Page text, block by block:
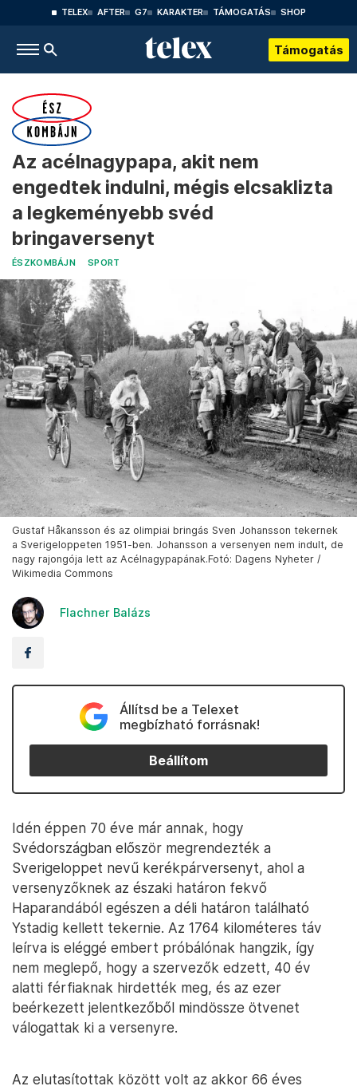
TELEX AFTER G7 KARAKTER TÁMOGATÁS SHOP
Támogatás
Az acélnagypapa, akit nem
engedtek indulni, mégis elcsaklizta
a legkeményebb svéd
bringaversenyt
ÉSZKOMBÁJN SPORT
Gustaf Håkansson és az olimpiai bringás Sven Johansson tekernek
a Sverigeloppeten 1951-ben. Johansson a versenyen nem indult, de
nagy rajongója lett az Acélnagypapának.Fotó: Dagens Nyheter /
Wikimedia Commons
Flachner Balázs
Állítsd be a Telexet
megbízható forrásnak!
Beállítom
Idén éppen 70 éve már annak, hogy
Svédországban először megrendezték a
Sverigeloppet nevű kerékpárversenyt, ahol a
versenyzőknek az északi határon fekvő
Haparandából egészen a déli határon található
Ystadig kellett tekernie. Az 1764 kilométeres táv
leírva is eléggé embert próbálónak hangzik, így
nem meglepő, hogy a szervezők edzett, 40 év
alatti férfiaknak hirdették meg, és az ezer
beérkezett jelentkezőből mindössze ötvenet
válogattak ki a versenyre.
Az elutasítottak között volt az akkor 66 éves